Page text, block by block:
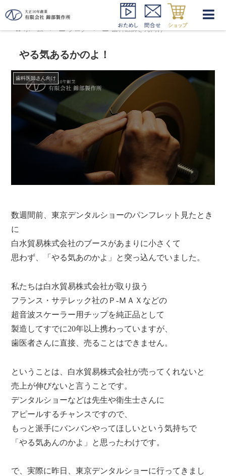
ホーム ブログ 歯科医師さん向け
やる気あるかのよ！
歯科医師さん向け
数週間前、東京デンタルショーのパンフレット見たとき
に
白水貿易株式会社のブースがあまりに小さくて
思わず、「やる気あのかよ」と突っ込んでいました。
私たちは白水貿易株式会社が取り扱う
フランス・サテレック社のＰ-ＭＡＸなどの
超音波スケーラー用チップを純正品として
製造してすでに20年以上携わっていますが、
歯医者さんに直接、売ることはできません。
ということは、白水貿易株式会社が売ってくれないと
売上が伸びないと言うことです。
デンタルショーなどは先生や衛生士さんに
アピールするチャンスですので、
もっと派手にバンバンやってほしいという気持ちで
「やる気あんのかよ」と思ったわけです。
で、実際に昨日、東京デンタルショーに行ってきまし